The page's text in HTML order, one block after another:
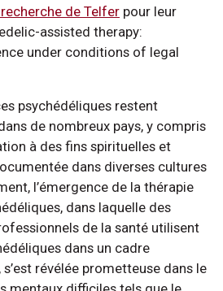
de Telfer pour leur
assisted therapy:
under conditions of legal
psychédéliques restent
de nombreux pays, y compris
à des fins spirituelles et
dans diverses cultures
l’émergence de la thérapie
dans laquelle des
de la santé utilisent
dans un cadre
révélée prometteuse dans le